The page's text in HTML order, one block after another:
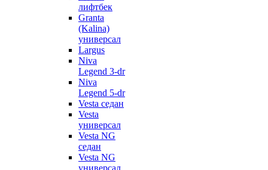
лифтбек
Granta
(Kalina)
универсал
Largus
Niva
Legend 3-dr
Niva
Legend 5-dr
Vesta седан
Vesta
универсал
Vesta NG
седан
Vesta NG
универсал